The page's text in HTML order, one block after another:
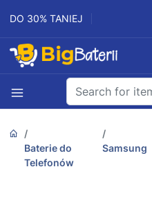
DO 30% TANIEJ
Baterie do
Telefonów
Samsung